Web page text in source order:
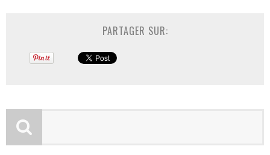
PARTAGER SUR: